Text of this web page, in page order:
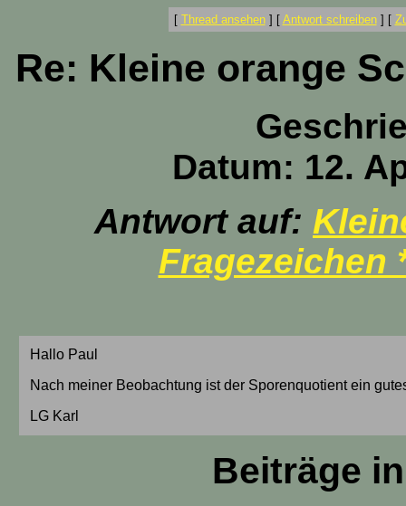
[ Thread ansehen] [ Antwort schreiben] [
Re: Kleine orange
Datum: 12.
Antwort auf:
Fragezeichen
Hallo Paul
Nach meiner Beobachtung ist der Sporenquotient ein
LG Karl
Beiträge